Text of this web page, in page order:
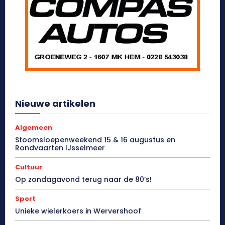
Nieuwe artikelen
Algemeen
Stoomsloepenweekend 15 & 16 augustus en
Rondvaarten IJsselmeer
Cultuur
Op zondagavond terug naar de 80’s!
Sport
Unieke wielerkoers in Wervershoof